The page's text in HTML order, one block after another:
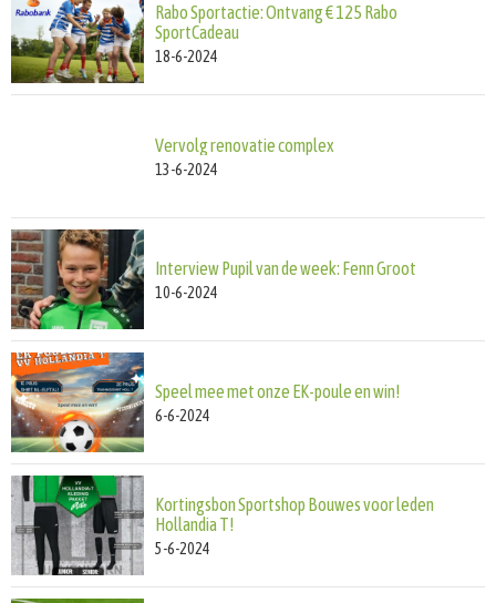
Rabo Sportactie: Ontvang € 125 Rabo
SportCadeau
18-6-2024
Vervolg renovatie complex
13-6-2024
Interview Pupil van de week: Fenn Groot
10-6-2024
Speel mee met onze EK-poule en win!
6-6-2024
Kortingsbon Sportshop Bouwes voor leden
Hollandia T!
5-6-2024